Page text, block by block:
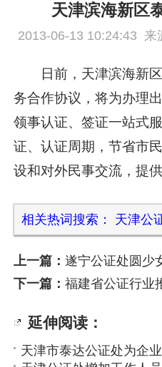
天津滨海新区
2013-06-13 10:24:43
日前，天津滨海新区
务合作协议，将为办理
领事认证、签证一站式
证、认证周期，节省市
设和对外民事交流，提
相关热词搜索： 天津公
上一篇： 遂宁公证处圆少
下一篇： 福建省公证行业
延伸阅读：
天津市泰达公证处为企